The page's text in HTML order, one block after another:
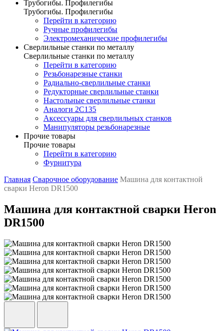
Трубогибы. Профилегибы
Трубогибы. Профилегибы
Перейти в категорию
Ручные профилегибы
Электромеханические профилегибы
Сверлильные станки по металлу
Сверлильные станки по металлу
Перейти в категорию
Резьбонарезные станки
Радиально-сверлильные станки
Редукторные сверлильные станки
Настольные сверлильные станки
Аналоги 2С135
Аксессуары для сверлильных станков
Манипуляторы резьбонарезные
Прочие товары
Прочие товары
Перейти в категорию
Фурнитура
Главная Сварочное оборудование Машина для контактной
сварки Heron DR1500
Машина для контактной сварки Heron
DR1500